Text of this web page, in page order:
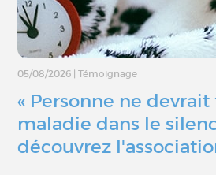
05/08/2026 Témoignage
« Personne ne devrait
maladie dans le
découvrez